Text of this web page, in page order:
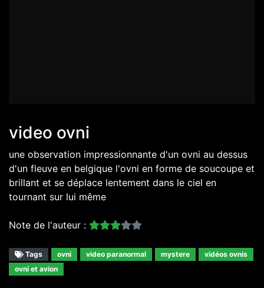
video ovni
une observation impressionnante d'un ovni au dessus
d'un fleuve en belgique l'ovni en forme de soucoupe et
brillant et se déplace lentement dans le ciel en
tournant sur lui même
Note de l'auteur :
Tags ovni video paranormal mystere
vidéos ovnis
ovni et avion